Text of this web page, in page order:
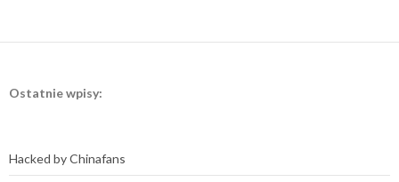
Ostatnie wpisy:
Hacked by Chinafans